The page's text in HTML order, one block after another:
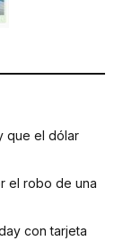
que el dólar
el robo de una
con tarjeta